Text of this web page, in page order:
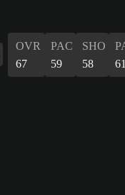
OVR
67
PAC
59
SHO
58